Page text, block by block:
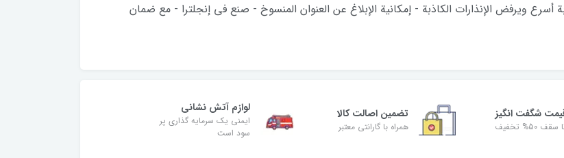
ويرفض الإنذارات الكاذبة - إمكانية الإبلاغ عن العنوان المنسوخ - صنع في إنجلترا - مع ضمان
شگفت‌ انگیز
سقف 50% تخفیف
تضمین اصالت کالا
همراه با گارانتی معتبر
لوازم آتش نشانی
ایمنی یک سرمایه گذاری پر
سود است